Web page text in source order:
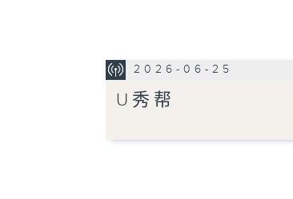
2026-06-25
U秀帮